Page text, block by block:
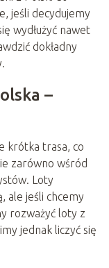
jeśli decydujemy
wydłużyć nawet
dokładny
–
krótka trasa, co
zarówno wśród
Loty
ale jeśli chcemy
rozważyć loty z
jednak liczyć się